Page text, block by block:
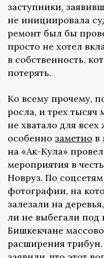
заступники,
не инициировала
ремонт был бы
просто не хотел
в собственность,
потерять.
Ко всему прочему,
росла, и трех тысяч
не хватало для
особенно заметно в
на «Ак-Кула»
мероприятия в
Новруз. По
фотографии, на
залезали на
ли не выбегали под
Бишкекчане
расширения